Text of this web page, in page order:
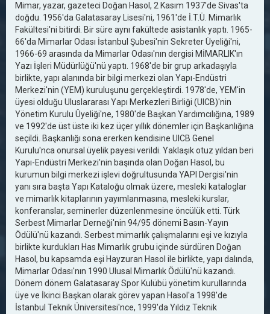
Mimar, yazar, gazeteci Doğan Hasol, 2 Kasım 1937'de Sivas'ta
doğdu. 1956'da Galatasaray Lisesi'ni, 1961'de İ.T.Ü. Mimarlık
Fakültesi'ni bitirdi. Bir süre aynı fakültede asistanlık yaptı. 1965-
66'da Mimarlar Odası İstanbul Şubesi'nin Sekreter Üyeliği'ni,
1966-69 arasında da Mimarlar Odası'nın dergisi MİMARLIK'ın
Yazı İşleri Müdürlüğü'nü yaptı. 1968'de bir grup arkadaşıyla
birlikte, yapı alanında bir bilgi merkezi olan Yapı-Endüstri
Merkezi'nin (YEM) kuruluşunu gerçekleştirdi. 1978'de, YEM'in
üyesi olduğu Uluslararası Yapı Merkezleri Birliği (UICB)'nin
Yönetim Kurulu Üyeliği'ne, 1980'de Başkan Yardımcılığına, 1989
ve 1992'de üst üste iki kez üçer yıllık dönemler için Başkanlığına
seçildi. Başkanlığı sona ererken kendisine UICB Genel
Kurulu'nca onursal üyelik payesi verildi. Yaklaşık otuz yıldan beri
Yapı-Endüstri Merkezi'nin başında olan Doğan Hasol, bu
kurumun bilgi merkezi işlevi doğrultusunda YAPI Dergisi'nin
yanı sıra başta Yapı Kataloğu olmak üzere, mesleki kataloglar
ve mimarlık kitaplarının yayımlanmasına, mesleki kurslar,
konferanslar, seminerler düzenlenmesine öncülük etti. Türk
Serbest Mimarlar Derneği'nin 94/95 dönemi Basın-Yayın
Ödülü'nü kazandı. Serbest mimarlık çalışmalarını eşi ve kızıyla
birlikte kurdukları Has Mimarlık grubu içinde sürdüren Doğan
Hasol, bu kapsamda eşi Hayzuran Hasol ile birlikte, yapı dalında,
Mimarlar Odası'nın 1990 Ulusal Mimarlık Ödülü'nü kazandı.
Dönem dönem Galatasaray Spor Kulübü yönetim kurullarında
üye ve İkinci Başkan olarak görev yapan Hasol'a 1998'de
İstanbul Teknik Üniversitesi'nce, 1999'da Yıldız Teknik